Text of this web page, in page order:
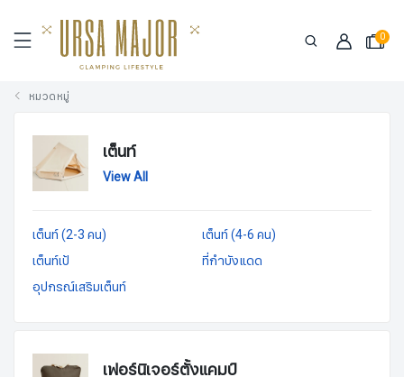
0
หมวดหมู่
เต็นท์
View All
เต็นท์ (2-3 คน)
เต็นท์ (4-6 คน)
เต็นท์เป้
ที่กำบังแดด
อุปกรณ์เสริมเต็นท์
เฟอร์นิเจอร์ตั้งแคมป์